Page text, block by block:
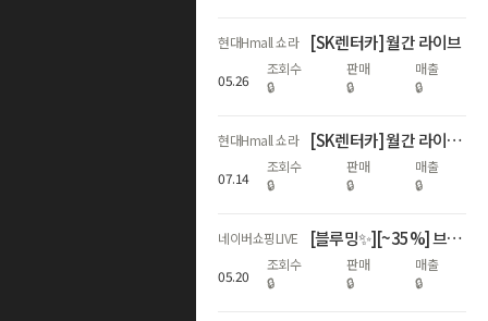
현대Hmall 쇼라 [SK렌터카] 월간 라이브
05.26
조회수
🔒
판매
🔒
매출
🔒
현대Hmall 쇼라 [SK렌터카] 월간 라이브🩷 첫달 렌탈료 무료 혜택
07.14
조회수
🔒
판매
🔒
매출
🔒
네이버쇼핑LIVE [블루밍✨][~35%] 브리오신 주방세제 LIVE 단독+수세미 증정🔥
05.20
조회수
🔒
판매
🔒
매출
🔒